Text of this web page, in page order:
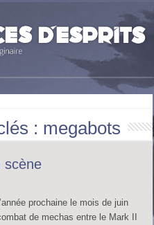
: megabots
scène
prochaine le mois de juin
de mechas entre le Mark II